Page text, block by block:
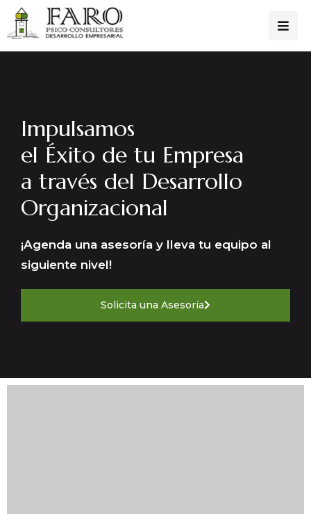
Impulsamos
el Éxito de tu Empresa
a través del Desarrollo
Organizacional
¡Agenda una asesoría y lleva tu equipo al
siguiente nivel!
Solicita una Asesoría